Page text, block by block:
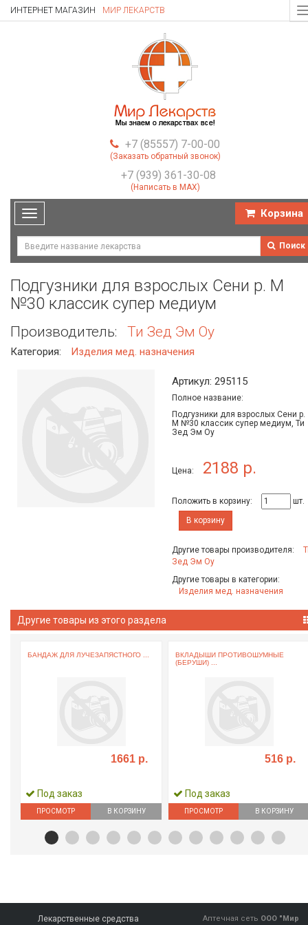
ИНТЕРНЕТ МАГАЗИН МИР ЛЕКАРСТВ
+7 (85557) 7-00-00
(Заказать обратный звонок)
+7 (939) 361-30-08
(Написать в MAX)
Toggle
navigation
Корзина
Поиск
Подгузники для взрослых Сени р. M
№30 классик супер медиум
Производитель: Ти Зед Эм Оу
Категория: Изделия мед. назначения
Артикул: 295115
Полное название:
Подгузники для взрослых Сени р.
M №30 классик супер медиум, Ти
Зед Эм Оу
Цена: 2188 р.
Положить в корзину:
шт.
В корзину
Другие товары производителя:
Зед Эм Оу
Другие товары в категории:
Изделия мед. назначения
Другие товары из этого раздела
БАНДАЖ ДЛЯ ЛУЧЕЗАПЯСТНОГО ...
1661 р.
Под заказ
ПРОСМОТР В КОРЗИНУ
ВКЛАДЫШИ ПРОТИВОШУМНЫЕ
(БЕРУШИ) ...
516 р.
Под заказ
ПРОСМОТР В КОРЗИНУ
Лекарственные средства Аптечная сеть ООО "Мир